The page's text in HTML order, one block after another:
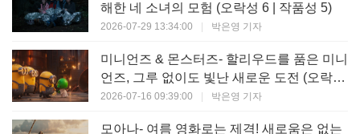
해한 네 소녀의 모험 (오락성 6 | 작품성 5)
2026-07-29 13:34:00 박은영 기자
미니언즈 & 몬스터즈- 할리우드를 품은 미니
언즈, 그루 없이도 빛난 새로운 도전 (오락성
7 | 작품성 6)
2026-07-16 09:39:00 박은영 기자
모아나- 여름 영화로는 제격! 새로움은 없는